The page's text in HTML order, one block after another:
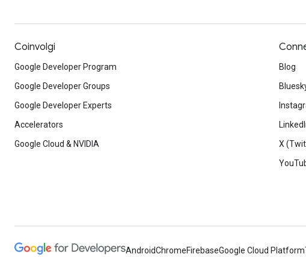
Coinvolgi
Google Developer Program
Google Developer Groups
Google Developer Experts
Accelerators
Google Cloud & NVIDIA
Blog
X
AndroidChromeFirebaseGoogle Cloud Platform